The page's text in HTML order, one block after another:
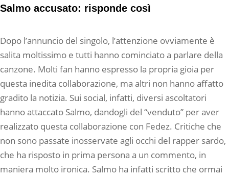
Salmo accusato: risponde così
Dopo l’annuncio del singolo, l’attenzione ovviamente è
salita moltissimo e tutti hanno cominciato a parlare della
canzone. Molti fan hanno espresso la propria gioia per
questa inedita collaborazione, ma altri non hanno affatto
gradito la notizia. Sui social, infatti, diversi ascoltatori
hanno attaccato Salmo, dandogli del “venduto” per aver
realizzato questa collaborazione con Fedez. Critiche che
non sono passate inosservate agli occhi del rapper sardo,
che ha risposto in prima persona a un commento, in
maniera molto ironica. Salmo ha infatti scritto che ormai